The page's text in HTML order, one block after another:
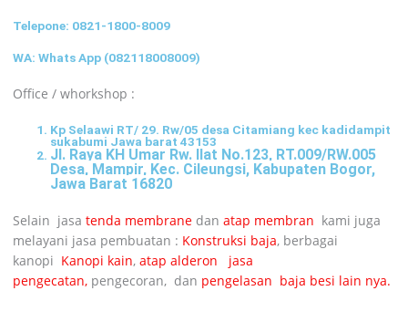
Telepone: 0821-1800-8009
WA: Whats App (082118008009)
Office / whorkshop :
Kp Selaawi RT/ 29. Rw/05 desa Citamiang kec kadidampit
sukabumi Jawa barat 43153
Jl. Raya KH Umar Rw. Ilat No.123, RT.009/RW.005
Desa, Mampir, Kec. Cileungsi, Kabupaten Bogor,
Jawa Barat 16820
Selain jasa tenda membranedan atap membran kami juga
melayani jasa pembuatan : Konstruksi baja, berbagai
kanopi Kanopi kain, atap alderon
jasa
pengecatan,pengecoran, dan pengelasan baja besi lain nya.